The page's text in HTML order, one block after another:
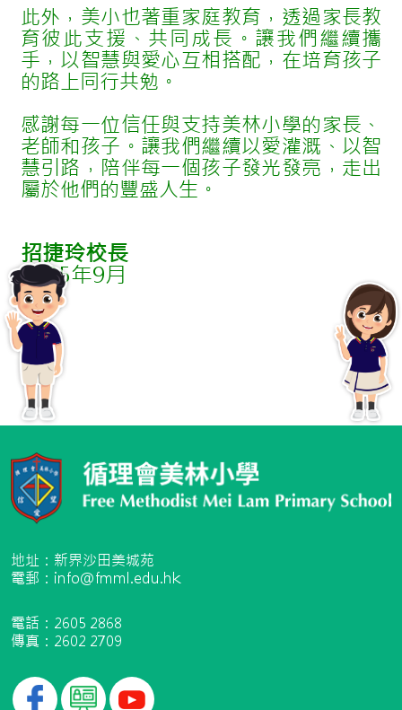
此外，美小也著重家庭教育，透過家長教
育彼此支援、共同成長。讓我們繼續攜
手，以智慧與愛心互相搭配，在培育孩子
的路上同行共勉。
感謝每一位信任與支持美林小學的家長、
老師和孩子。讓我們繼續以愛灌溉、以智
慧引路，陪伴每一個孩子發光發亮，走出
屬於他們的豐盛人生。
招捷玲校長
2025年9月
地址：新界沙田美城苑
電郵：info@fmml.edu.hk
電話：2605 2868
傳真：2602 2709